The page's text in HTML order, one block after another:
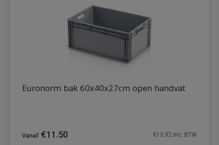
Euronorm bak 60x40x27cm open handvat
€11.50 €13.92 inc. BTW